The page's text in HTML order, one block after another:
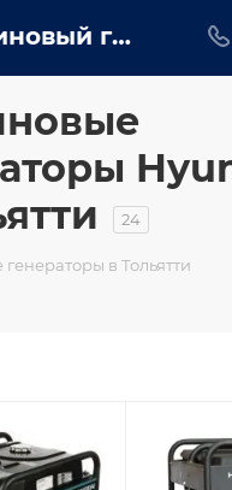
Бензиновый генератор hyundai в Тольятти на сайте - tolyatti.trustenergo.ru
24
в Тольятти